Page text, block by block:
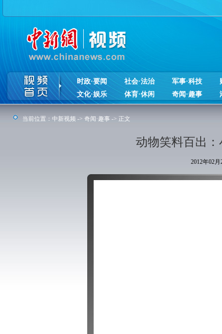
时政·要闻 社会·法治 军事·科技
文化·娱乐
体育·休闲 奇闻·趣事
当前位置： 中新视频 -> 奇闻·趣事 -> 正文
动物笑料百出
2012年02